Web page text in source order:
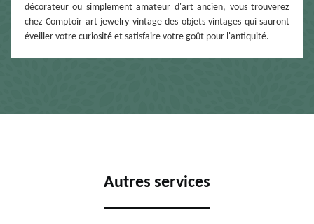
décorateur ou simplement amateur d'art ancien, vous trouverez
chez Comptoir art jewelry vintage des objets vintages qui sauront
éveiller votre curiosité et satisfaire votre goût pour l'antiquité.
Autres services